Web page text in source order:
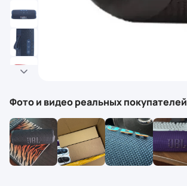
Фото и видео реальных покупателей